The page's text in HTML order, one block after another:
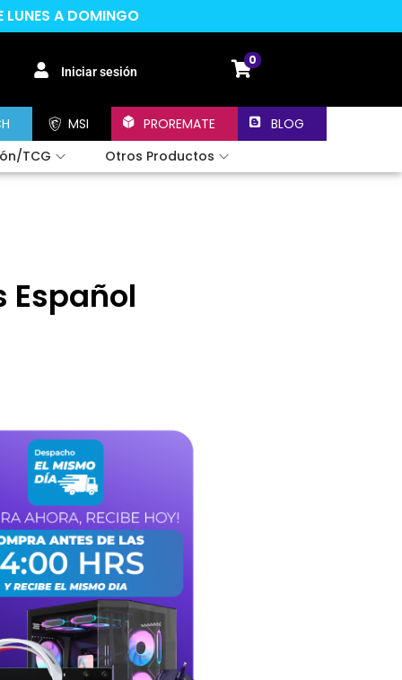
LUNES A DOMINGO
Iniciar sesión
0
MSI PROREMATE
BLOG
TCG
Otros Productos
Español